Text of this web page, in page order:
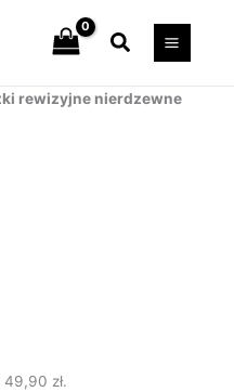
Szukaj
rewizyjne nierdzewne
49,90 zł.